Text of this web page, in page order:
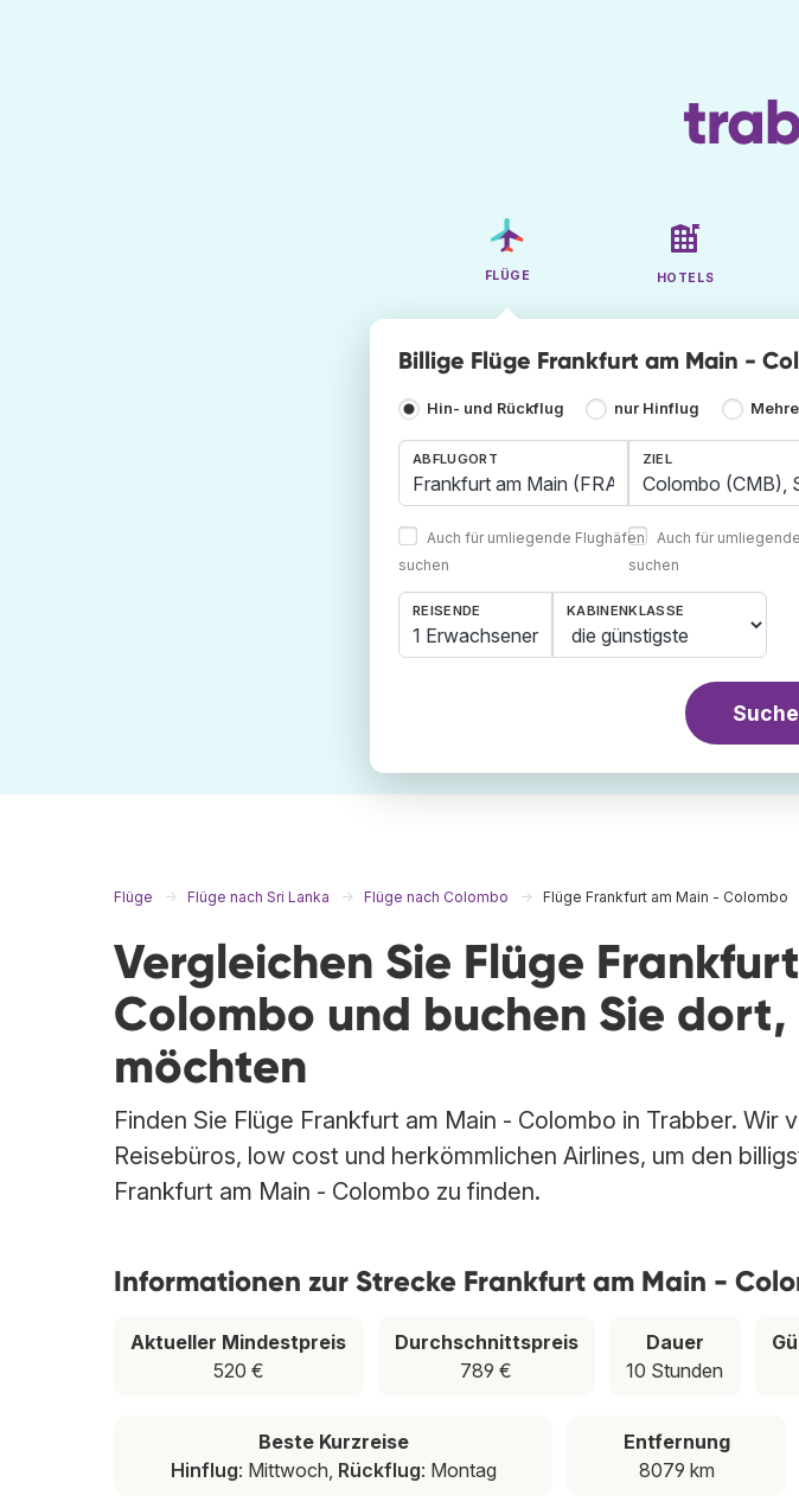
FLÜGE HOTELS
Billige Flüge Frankfurt am Main -
Hin- und Rückflug nur Hinflug
ABFLUGORT
Auch für umliegende Flughäfen
suchen
ZIEL
Auch für
suchen
REISENDE
1 Erwachsener
KABINENKLASSE
Flüge Flüge nach Sri Lanka Flüge nach Colombo Flüge Frankfurt am Main - Colombo
Vergleichen Sie Flüge
Colombo und buchen Sie dort,
möchten
Finden Sie Flüge Frankfurt am Main - Colombo in Trabber. Wir
Reisebüros, low cost und herkömmlichen Airlines, um den
Frankfurt am Main - Colombo zu finden.
Informationen zur Strecke Frankfurt am Main -
Aktueller Mindestpreis
520 €
Durchschnittspreis
789 €
Dauer
10 Stunden
Beste Kurzreise
Hinflug: Mittwoch, Rückflug: Montag
Entfernung
8079 km